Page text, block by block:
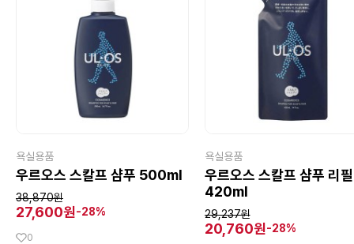
욕실용품
우르오스 스칼프 샴푸 500ml
38,870원
27,600원-28%
0
욕실용품
우르오스 스칼프 샴푸 리필
420ml
29,237원
20,760원-28%